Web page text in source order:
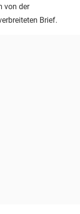
von der
Brief.